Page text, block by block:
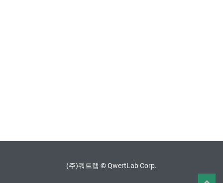
(주)쿼트랩 © QwertLab Corp.